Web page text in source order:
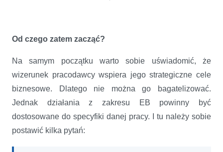
Od czego zatem zacząć?
Na samym początku warto sobie uświadomić, że
wizerunek pracodawcy wspiera jego strategiczne cele
biznesowe. Dlatego nie można go bagatelizować.
Jednak działania z zakresu EB powinny być
dostosowane do specyfiki danej pracy. I tu należy sobie
postawić kilka pytań: